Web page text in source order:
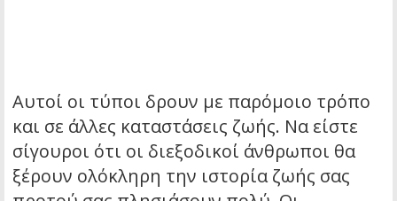
Αυτοί οι τύποι δρουν με παρόμοιο τρόπο
και σε άλλες καταστάσεις ζωής. Να είστε
σίγουροι ότι οι διεξοδικοί άνθρωποι θα
ξέρουν ολόκληρη την ιστορία ζωής σας